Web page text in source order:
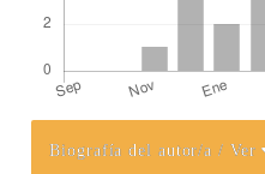
Biografía del autor/a/ Ver